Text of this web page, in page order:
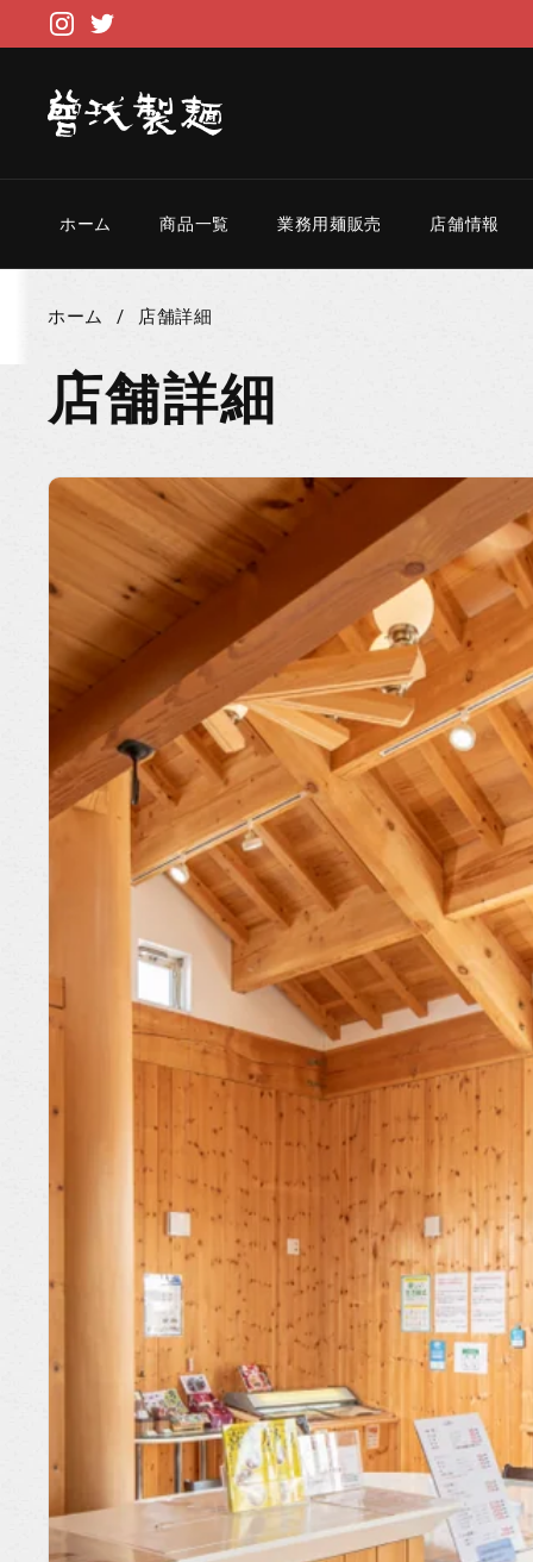
コンテンツへスキップ
Instagram
Twitter
ホーム 商品一覧 業務用麺販売 店舗情報
ホーム / 店舗詳細
店舗詳細